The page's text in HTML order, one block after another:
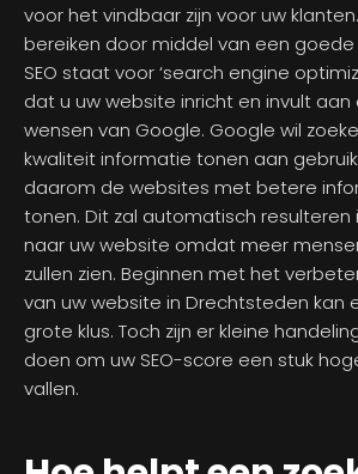
voor het vindbaar zijn voor uw
bereiken door middel van een goede
SEO staat voor ‘search engine
dat u uw website inricht en invult
wensen van Google. Google wil
kwaliteit informatie tonen aan
daarom de websites met betere
tonen. Dit zal automatisch resulteren
naar uw website omdat meer
zullen zien. Beginnen met het
van uw website in Drechtsteden kan
grote klus. Toch zijn er kleine
doen om uw SEO-score een stuk
vallen.